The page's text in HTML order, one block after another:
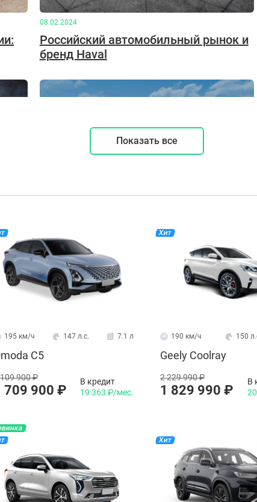
08.02.2024
Российский автомобильный рынок и
бренд Haval
08.02.2024
Kaiyi E5: автомобиль мечты офисного
работника?
08.02.2024
Показать все
195 км/ч 147 л.с. 7.1 л
C5
900 ₽
709 900 ₽
В кредит
19 363 ₽/мес.
Хит
190 км/ч 150
Geely Coolray
2 229 990 ₽
1 829 990 ₽
В
Хит